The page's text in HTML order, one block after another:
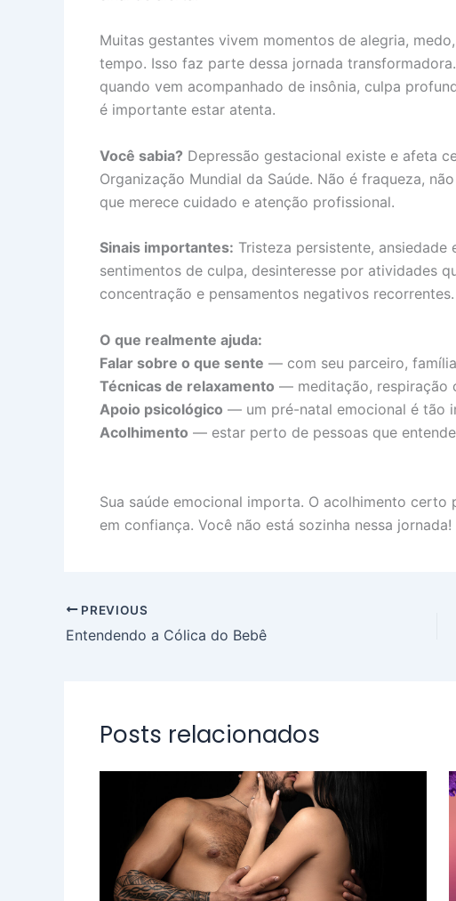
Muitas gestantes vivem momentos de alegria,
tempo. Isso faz parte dessa jornada
quando vem acompanhado de insônia, culpa
é importante estar atenta.
Você sabia? Depressão gestacional existe e afeta
Organização Mundial da Saúde. Não é fraqueza,
que merece cuidado e atenção profissional.
Sinais importantes: Tristeza persistente, ansiedade
sentimentos de culpa, desinteresse por atividades
concentração e pensamentos negativos recorrentes.
O que realmente ajuda:
Falar sobre o que sente — com seu parceiro,
Técnicas de relaxamento — meditação, respiração
Apoio psicológico — um pré-natal emocional é tão
Acolhimento — estar perto de pessoas que
Sua saúde emocional importa. O acolhimento
em confiança. Você não está sozinha nessa jornada!
PREVIOUS
Entendendo a Cólica do Bebê
Posts relacionados